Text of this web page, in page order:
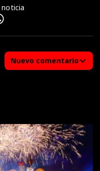
Nuevo comentario